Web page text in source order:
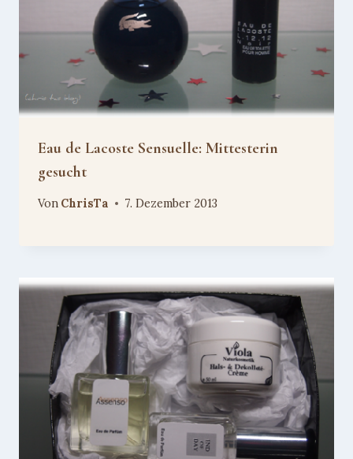
Eau de Lacoste Sensuelle: Mittesterin
gesucht
Von ChrisTa 7. Dezember 2013